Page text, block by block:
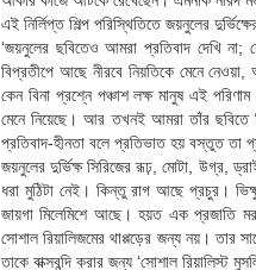
এই নির্লিপ্ত শিল্প পরিস্থিতিতে জয়নুলের
‘জয়নুলের ছবিতেও আমরা প্রতিবাদ দেখি
বিপ্রতীপে আছে নীরবে নিয়তিকে মেনে
কেন বিনা প্রশ্নে পঞ্চাশ লক্ষ মানুষ এই
মেনে নিয়েছে। আর তখনই আমরা তাঁর ছবিতে
প্রতিবাদ-হীনতা বলে প্রতিভাত হয় বস্তুত তা
জয়নুলের দুর্ভিক্ষ সিরিজের রূঢ়, মোটা, উগ্র,
ধরা মুঠিটা নেই। কিন্তু রাগ আছে প্রচুর।
জায়গা মিলেমিশে আছে। হয়ত এক প্রজাতি
সোশাল রিয়ালিজমের থাপ্পড়ের জন্য নয়। তার
তাকে বাক্সবন্দি করার জন্য ‘সোশাল রিয়ালিস্ট